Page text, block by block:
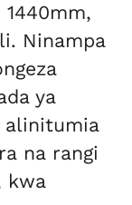
Ninampa
ya
alinitumia
na rangi
kwa